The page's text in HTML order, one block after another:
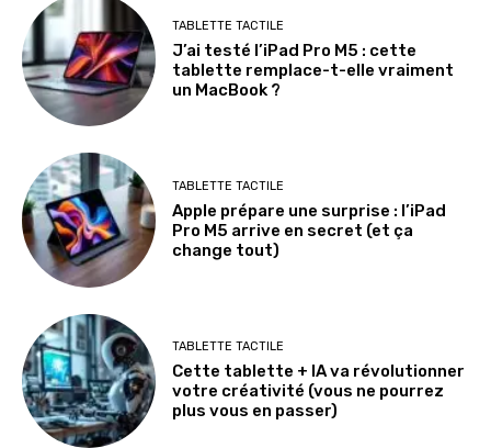
TABLETTE TACTILE
J’ai testé l’iPad Pro M5 : cette
tablette remplace-t-elle vraiment
un MacBook ?
TABLETTE TACTILE
Apple prépare une surprise : l’iPad
Pro M5 arrive en secret (et ça
change tout)
TABLETTE TACTILE
Cette tablette + IA va révolutionner
votre créativité (vous ne pourrez
plus vous en passer)